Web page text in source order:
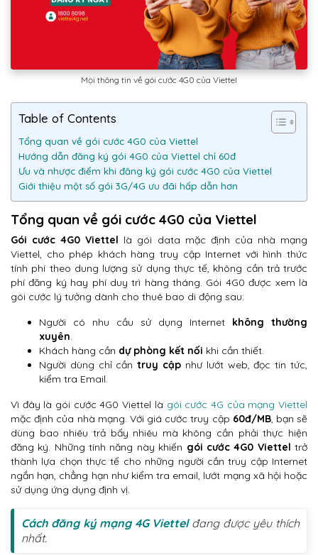
Mọi thông tin về gói cước 4G0 của Viettel
Table of Contents
Tổng quan về gói cước 4G0 của Viettel
Hướng dẫn đăng ký gói 4G0 của Viettel chỉ 60đ
Ưu và nhược điểm khi đăng ký gói cước 4G0 của Viettel
Giới thiệu một số gói 3G/4G ưu đãi hấp dẫn hơn
Tổng quan về gói cước 4G0 của Viettel
Gói cước 4G0 Viettel là gói data mặc định của nhà mạng
Viettel, cho phép khách hàng truy cập Internet với hình thức
tính phí theo dung lượng sử dụng thực tế, không cần trả trước
phí đăng ký hay phí duy trì hàng tháng. Gói 4G0 được xem là
gói cước lý tưởng dành cho thuê bao di động sau:
Người có nhu cầu sử dụng Internet không thường
xuyên.
Khách hàng cần dự phòng kết nối khi cần thiết.
Người dùng chỉ cầntruy cập như lướt web, đọc tin tức,
kiểm tra Email.
Vì đây là gói cước 4G0 Viettel là gói cước 4G của mạng Viettel
mặc định của nhà mạng. Với giá cước truy cập 60đ/MB, bạn sẽ
dùng bao nhiêu trả bấy nhiêu mà không cần phải thực hiện
đăng ký. Những tính năng này khiến gói cước 4G0 Viettel trở
thành lựa chọn thực tế cho những người cần truy cập Internet
ngắn hạn, chẳng hạn như kiểm tra email, lướt mạng xã hội hoặc
sử dụng ứng dụng định vị.
Cách đăng ký mạng 4G Viettelđang được yêu thích
nhất.